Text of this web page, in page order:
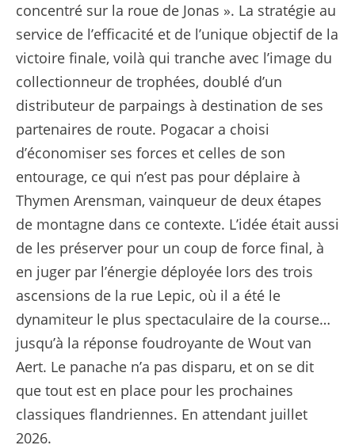
concentré sur la roue de Jonas ». La stratégie au
service de l’efficacité et de l’unique objectif de la
victoire finale, voilà qui tranche avec l’image du
collectionneur de trophées, doublé d’un
distributeur de parpaings à destination de ses
partenaires de route. Pogacar a choisi
d’économiser ses forces et celles de son
entourage, ce qui n’est pas pour déplaire à
Thymen Arensman, vainqueur de deux étapes
de montagne dans ce contexte. L’idée était aussi
de les préserver pour un coup de force final, à
en juger par l’énergie déployée lors des trois
ascensions de la rue Lepic, où il a été le
dynamiteur le plus spectaculaire de la course…
jusqu’à la réponse foudroyante de Wout van
Aert. Le panache n’a pas disparu, et on se dit
que tout est en place pour les prochaines
classiques flandriennes. En attendant juillet
2026.